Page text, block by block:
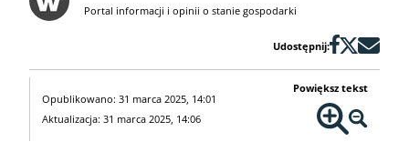
Portal informacji i opinii o stanie gospodarki
Udostępnij:
Opublikowano: 31 marca 2025, 14:01
Aktualizacja: 31 marca 2025, 14:06
Powiększ tekst